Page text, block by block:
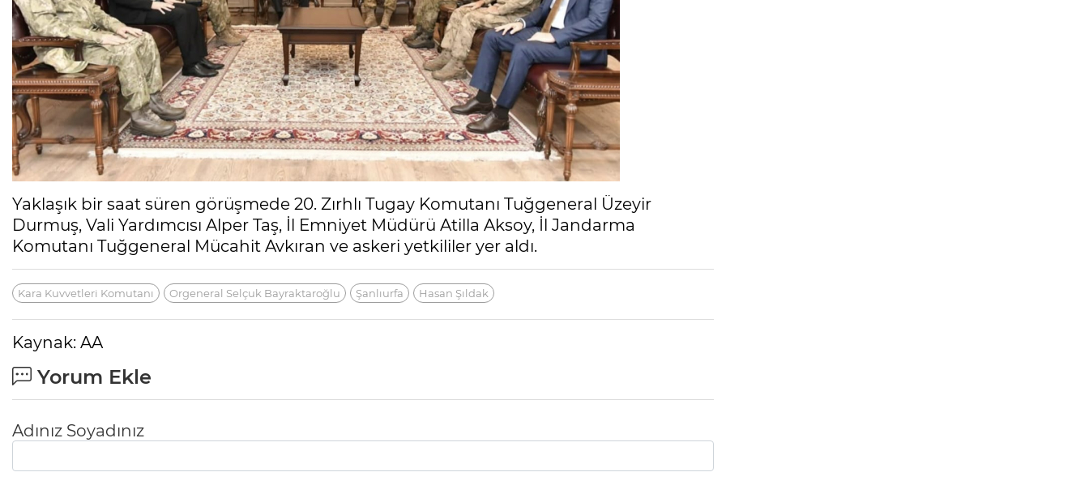
Yaklaşık bir saat süren görüşmede 20. Zırhlı Tugay Komutanı Tuğgeneral Üzeyir
Durmuş, Vali Yardımcısı Alper Taş, İl Emniyet Müdürü Atilla Aksoy, İl Jandarma
Komutanı Tuğgeneral Mücahit Avkıran ve askeri yetkililer yer aldı.
Kara Kuvvetleri Komutanı Orgeneral Selçuk Bayraktaroğlu Şanlıurfa Hasan Şıldak
Kaynak: AA
Yorum Ekle
Adınız Soyadınız